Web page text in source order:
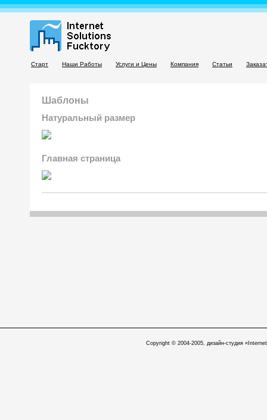
Старт Наши Работы Услуги и Цены Компания Статьи
Шаблоны
Натуральный размер
Главная страница
Copyright © 2004-2005, дизайн-студия